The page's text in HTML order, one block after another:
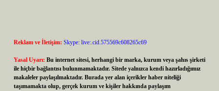
Reklam ve İletişim: Skype: live:.cid.575569c608265c69
Yasal Uyarı: Bu internet sitesi, herhangi bir marka, kurum veya şahıs şirketi
ile hiçbir bağlantısı bulunmamaktadır. Sitede yalnızca kendi hazırladığımız
makaleler paylaşılmaktadır. Burada yer alan içerikler haber niteliği
taşımamakta olup, gerçek kurum ve kişiler hakkında paylaşım